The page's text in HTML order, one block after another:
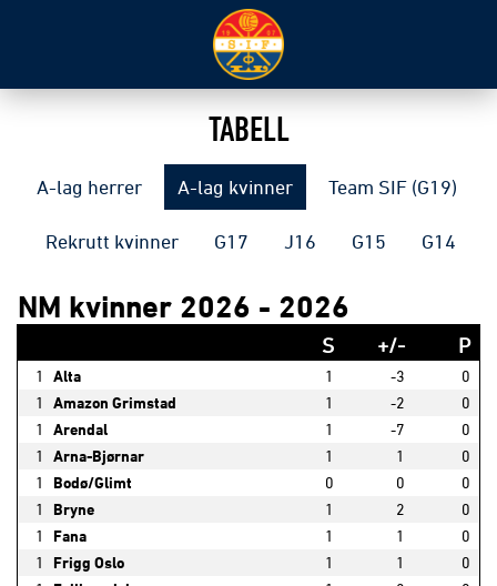
TABELL
A-lag herrer A-lag kvinner Team SIF (G19)
Rekrutt kvinner G17 J16 G15 G14
NM kvinner 2026 - 2026
S +/- P
1 Alta 1 -3
0
1
Amazon Grimstad 1 -2
0
1
Arendal 1 -7
0
1
Arna-Bjørnar 1 1
0
1
Bodø/Glimt 0 0
0
1
Bryne 1 2
0
1
Fana 1 1
0
1
Frigg Oslo 1 1
0